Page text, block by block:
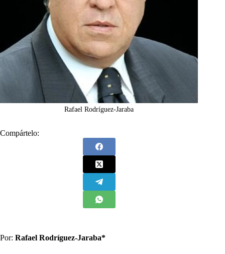
Rafael Rodríguez-Jaraba
Compártelo:
Por: Rafael Rodríguez-Jaraba*